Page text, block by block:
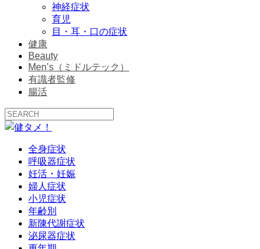
神経症状
育児
目・耳・口の症状
健康
Beauty
Men’s（ミドルテック）
有識者監修
腸活
全身症状
呼吸器症状
妊活・妊娠
婦人症状
小児症状
年齢別
新陳代謝症状
泌尿器症状